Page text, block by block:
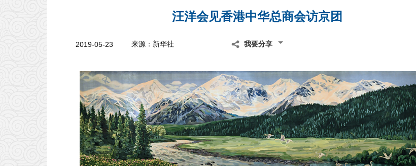
汪洋会见香港中华总商会访京团
2019-05-23 来源：新华社 我要分享